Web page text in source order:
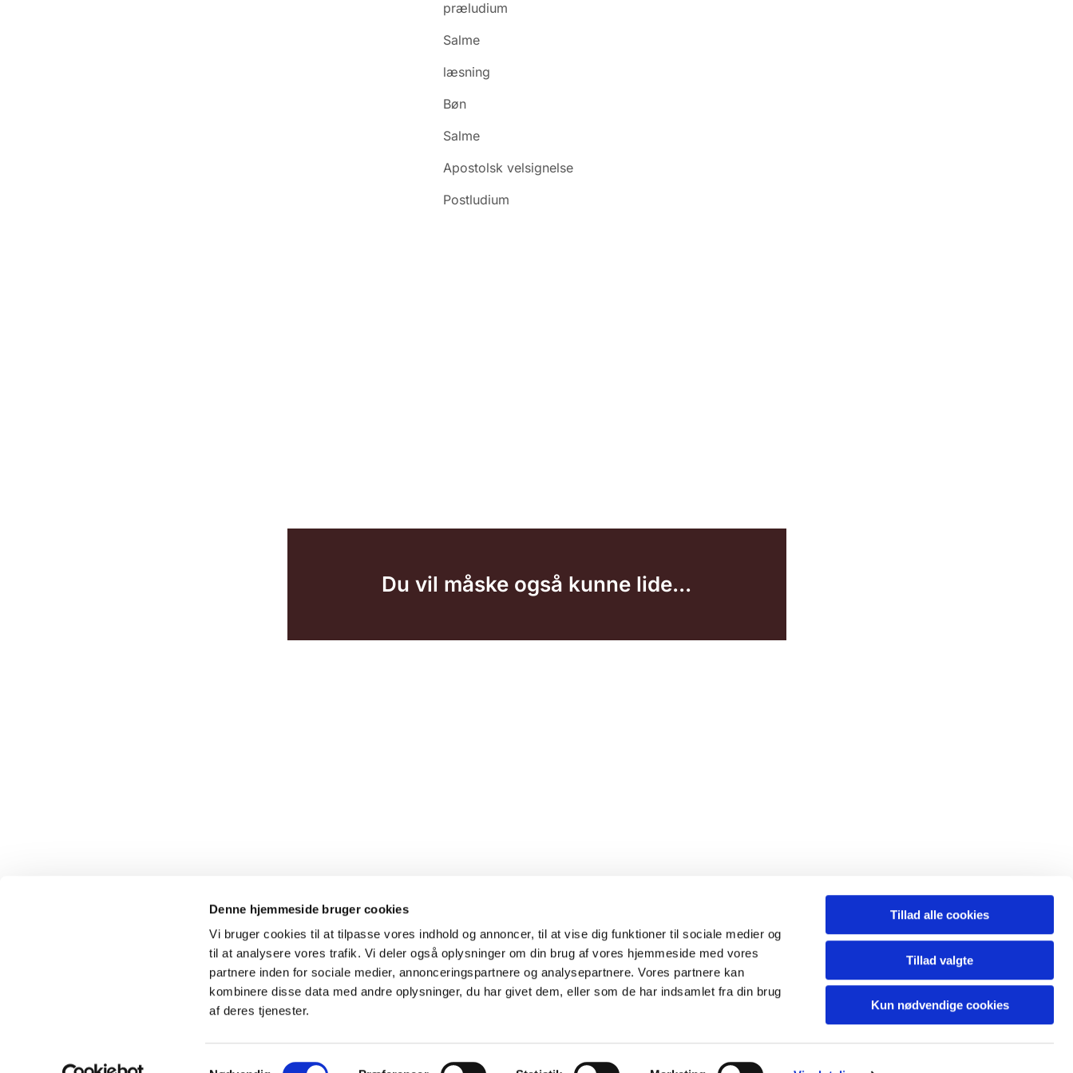
Denne hjemmeside bruger cookies
Vi bruger cookies til at tilpasse vores indhold og annoncer, til at vise dig funktioner til sociale medier og
til at analysere vores trafik. Vi deler også oplysninger om din brug af vores hjemmeside med vores
partnere inden for sociale medier, annonceringspartnere og analysepartnere. Vores partnere kan
kombinere disse data med andre oplysninger, du har givet dem, eller som de har indsamlet fra din brug
af deres tjenester.
Samtykkevalg
Tillad alle cookies
Tillad valgte
Kun nødvendige cookies
præludium
Salme
læsning
Bøn
Salme
Apostolsk velsignelse
Postludium
Du vil måske også kunne lide...
Privatlivspolitik Log på ChurchDesk